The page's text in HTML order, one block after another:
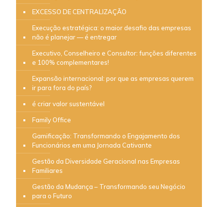
EXCESSO DE CENTRALIZAÇÃO
Execução estratégica: o maior desafio das empresas
não é planejar — é entregar
Executivo, Conselheiro e Consultor: funções diferentes
e 100% complementares!
Expansão internacional: por que as empresas querem
ir para fora do país?
é criar valor sustentável
Family Office
Gamificação: Transformando o Engajamento dos
Funcionários em uma Jornada Cativante
Gestão da Diversidade Geracional nas Empresas
Familiares
Gestão da Mudança – Transformando seu Negócio
para o Futuro